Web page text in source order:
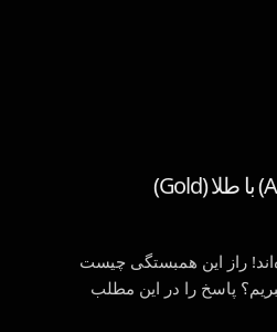
راز این همبستگی چیست
پاسخ را در این مطلب